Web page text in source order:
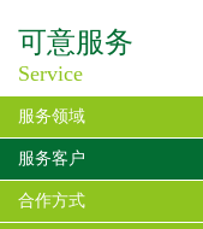
可意服务
Service
服务领域
服务客户
合作方式